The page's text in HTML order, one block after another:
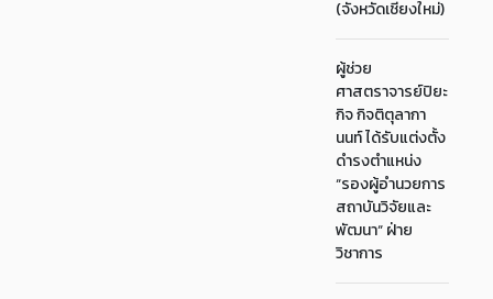
(จังหวัดเชียงใหม่)
ผู้ช่วย
ศาสตราจารย์ปิยะ
กิจ กิจติตุลากา
นนท์ ได้รับแต่งตั้ง
ดำรงตำแหน่ง
“รองผู้อำนวยการ
สถาบันวิจัยและ
พัฒนา“ ฝ่าย
วิชาการ